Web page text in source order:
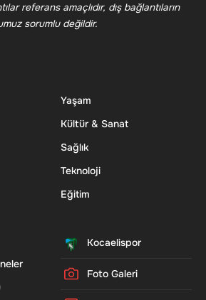
referans amaçlıdır, dış bağlantıların
sorumlu değildir.
Yaşam
Kültür & Sanat
Sağlık
Teknoloji
Eğitim
Kocaelispor
Foto Galeri